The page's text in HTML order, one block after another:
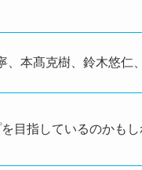
、本髙克樹、鈴木悠仁
目指しているのかもし